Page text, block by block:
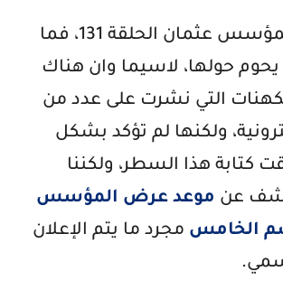
وعن ميعاد المؤسس عثمان الحلقة 131، فما
حولها، لاسيما وان هناك
التي نشرت على عدد من
ولكنها لم تؤكد بشكل
كتابة هذا السطر، ولكننا
عن موعد عرض المؤسس
الخامس مجرد ما يتم الإعلان